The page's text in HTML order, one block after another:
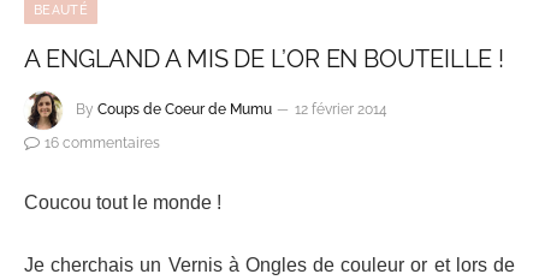
BEAUTÉ
A ENGLAND A MIS DE L’OR EN BOUTEILLE !
By Coups de Coeur de Mumu
12 février 2014
16 commentaires
Coucou tout le monde !
Je cherchais un Vernis à Ongles de couleur or et lors de